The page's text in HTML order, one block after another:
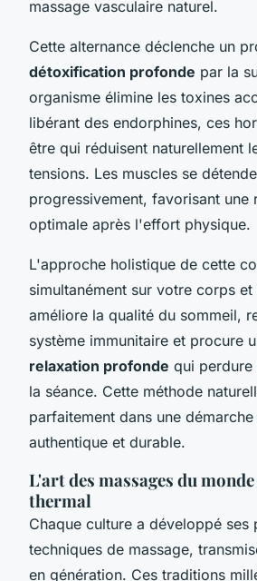
massage vasculaire naturel.
Cette alternance déclenche un
détoxification profonde par la
organisme élimine les toxines
libérant des endorphines, ces
être qui réduisent naturellement
tensions. Les muscles se
progressivement, favorisant une
optimale après l'effort physique.
L'approche holistique de cette
simultanément sur votre corps
améliore la qualité du sommeil,
système immunitaire et procure
relaxation profonde qui perdure
la séance. Cette méthode
parfaitement dans une
authentique et durable.
L'art des massages du
thermal
Chaque culture a développé ses
techniques de massage,
en génération. Ces traditions